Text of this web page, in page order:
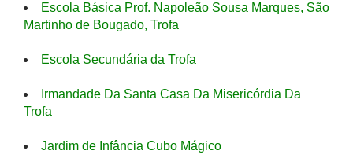
Escola Básica Prof. Napoleão Sousa Marques, São
Martinho de Bougado, Trofa
Escola Secundária da Trofa
Irmandade Da Santa Casa Da Misericórdia Da
Trofa
Jardim de Infância Cubo Mágico